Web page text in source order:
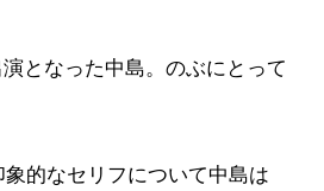
となった中島。のぶにとって
的なセリフについて中島は